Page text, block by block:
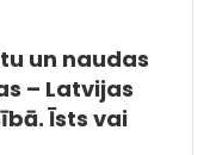
un naudas
– Latvijas
Īsts vai